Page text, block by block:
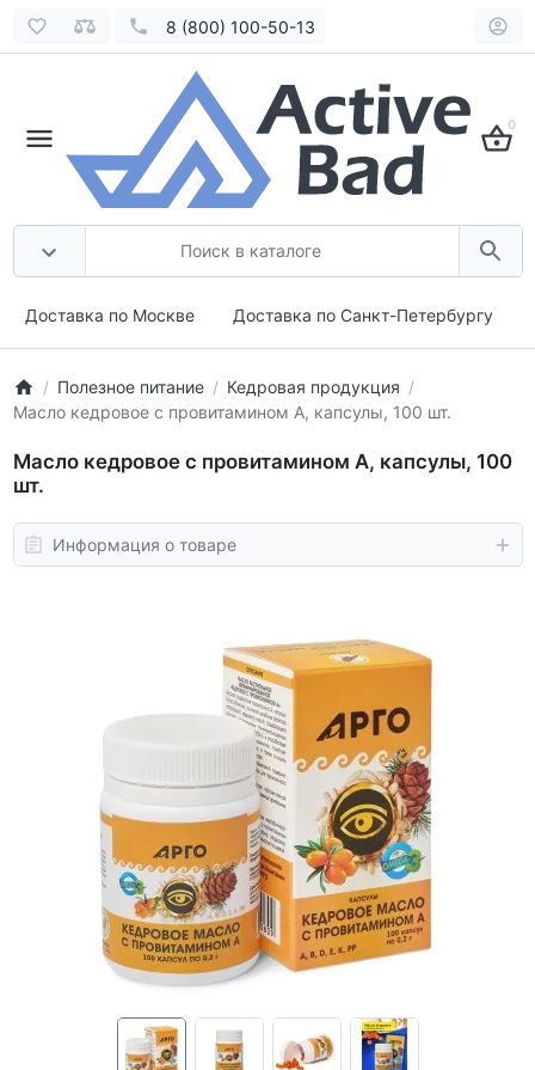
8 (800) 100-50-13
0
Доставка по Москве Доставка по Санкт-Петербургу
Полезное питание
Кедровая продукция
Масло кедровое с провитамином А, капсулы, 100 шт.
Масло кедровое с провитамином А, капсулы, 100
шт.
Информация о товаре